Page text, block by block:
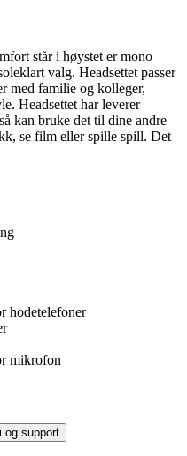
står i høystet er mono
valg. Headsettet passer
med familie og kolleger,
Headsettet har leverer
kan bruke det til dine andre
se film eller spille spill. Det
hodetelefoner
mikrofon
og support